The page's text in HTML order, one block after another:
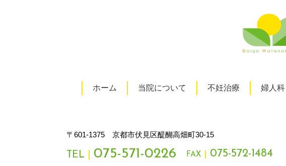
ホーム 当院について 不妊治療 婦人科
〒601-1375 京都市伏見区醍醐高畑町30-15
TEL 075-571-0226 FAX 075-572-1484